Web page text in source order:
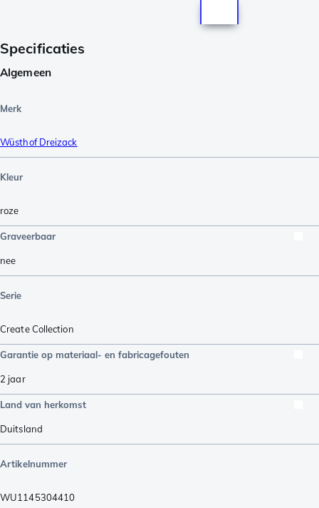
Specificaties
Algemeen
Merk
Wüsthof Dreizack
Kleur
roze
Graveerbaar
nee
Serie
Create Collection
Garantie op materiaal- en fabricagefouten
2 jaar
Land van herkomst
Duitsland
Artikelnummer
WU1145304410